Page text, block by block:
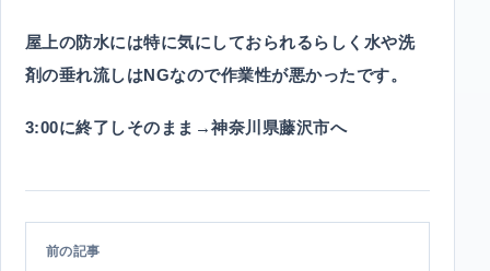
屋上の防水には特に気にしておられるらしく水や洗
剤の垂れ流しはNGなので作業性が悪かったです。
3:00に終了しそのまま→神奈川県藤沢市へ
前の記事